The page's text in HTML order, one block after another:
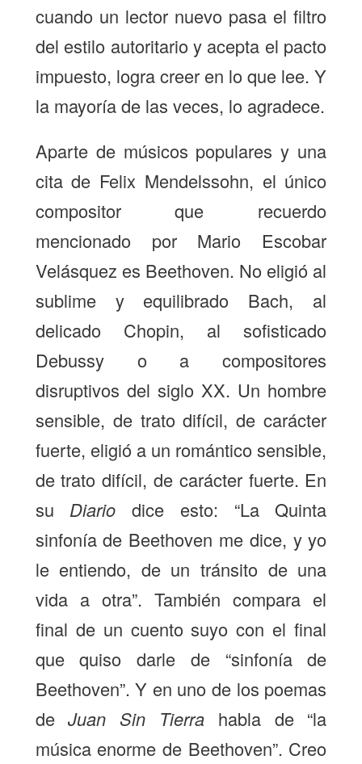
cuando un lector nuevo pasa el filtro
del estilo autoritario y acepta el pacto
impuesto, logra creer en lo que lee. Y
la mayoría de las veces, lo agradece.
Aparte de músicos populares y una
cita de Felix Mendelssohn, el único
compositor que recuerdo
mencionado por Mario Escobar
Velásquez es Beethoven. No eligió al
sublime y equilibrado Bach, al
delicado Chopin, al sofisticado
Debussy o a compositores
disruptivos del siglo XX. Un hombre
sensible, de trato difícil, de carácter
fuerte, eligió a un romántico sensible,
de trato difícil, de carácter fuerte. En
su Diario dice esto: “La Quinta
sinfonía de Beethoven me dice, y yo
le entiendo, de un tránsito de una
vida a otra”. También compara el
final de un cuento suyo con el final
que quiso darle de “sinfonía de
Beethoven”. Y en uno de los poemas
deJuan Sin Tierra habla de “la
música enorme de Beethoven”. Creo